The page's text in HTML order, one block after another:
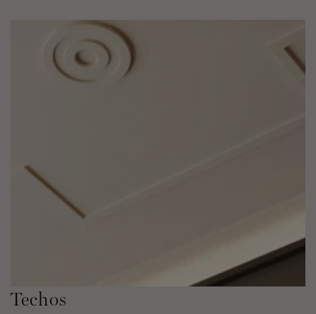
Techos